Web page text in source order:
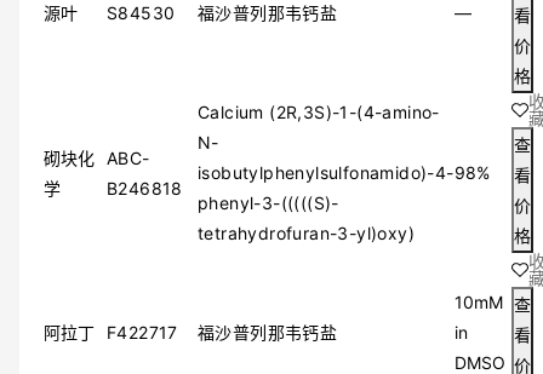
源叶 S84530 福沙普列那韦钙盐 —
看
价
格
砌块化
学
ABC-
B246818
Calcium (2R,3S)-1-(4-amino-
N-
isobutylphenylsulfonamido)-4-
phenyl-3-(((((S)-
tetrahydrofuran-3-yl)oxy)
98%
查
看
价
格
阿拉丁 F422717 福沙普列那韦钙盐
10mM
in
DMSO
查
看
价